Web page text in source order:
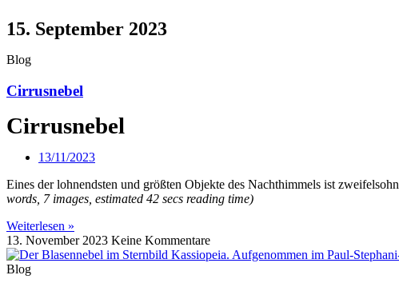
15. September 2023
Blog
Cirrusnebel
Cirrusnebel
13/11/2023
Eines der lohnendsten und größten Objekte des Nachthimmels ist
words, 7 images, estimated 42 secs reading time)
Weiterlesen »
13. November 2023 Keine Kommentare
Blog